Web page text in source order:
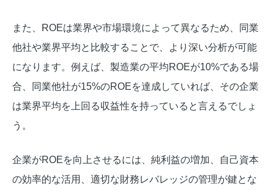
また、ROEは業界や市場環境によって異なるため、同業
他社や業界平均と比較することで、より深い分析が可能
になります。例えば、製造業の平均ROEが10%である場
合、同業他社が15%のROEを達成していれば、その企業
は業界平均を上回る収益性を持っていると言えるでしょ
う。
企業がROEを向上させるには、純利益の増加、自己資本
の効率的な活用、適切な財務レバレッジの管理が鍵とな